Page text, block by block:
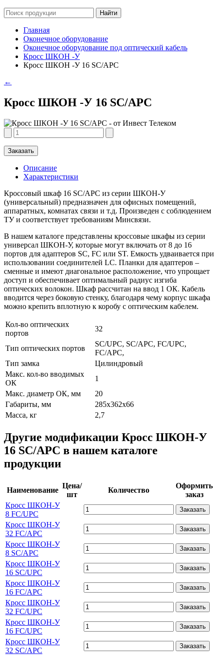
Главная
Оконечное оборудование
Оконечное оборудование под оптический кабель
Кросс ШКОН -У
Кросс ШКОН -У 16 SC/APC
←
Кросс ШКОН -У 16 SC/APC
Заказать
Описание
Характеристики
Кроссовый шкаф 16 SC/APC из серии ШКОН-У
(универсальный) предназначен для офисных помещений,
аппаратных, комнатах связи и т.д. Произведен с соблюдением
ТУ и соответствует требованиям Минсвязи.
В нашем каталоге представлены кроссовые шкафы из серии
универсал ШКОН-У, которые могут включать от 8 до 16
портов для адаптеров SC, FC или ST. Емкость удваивается при
использовании соединителей LC. Планки для адаптеров –
сменные и имеют диагональное расположение, что упрощает
доступ и обеспечивает оптимальный радиус изгиба
оптических волокон. Шкаф рассчитан на ввод 1 ОК. Кабель
вводится через боковую стенку, благодаря чему корпус шкафа
можно крепить вплотную к коробу с оптическим кабелем.
Кол-во оптических
портов
32
Тип оптических портов
SC/UPC, SC/APC, FC/UPC,
FC/APC,
Тип замка
Цилиндровый
Макс. кол-во вводимых
ОК
1
Макс. диаметр ОК, мм
20
Габариты, мм
285х362х66
Масса, кг
2,7
Другие модификации Кросс ШКОН-У
16 SC/APC в нашем каталоге
продукции
Наименование
Цена/
шт
Количество
Оформить
заказ
Кросс ШКОН-У
8 FC/UPC
Заказать
Кросс ШКОН-У
32 FC/APC
Заказать
Кросс ШКОН-У
8 SC/APC
Заказать
Кросс ШКОН-У
16 SC/UPC
Заказать
Кросс ШКОН-У
16 FC/APC
Заказать
Кросс ШКОН-У
32 FC/UPC
Заказать
Кросс ШКОН-У
16 FC/UPC
Заказать
Кросс ШКОН-У
32 SC/APC
Заказать